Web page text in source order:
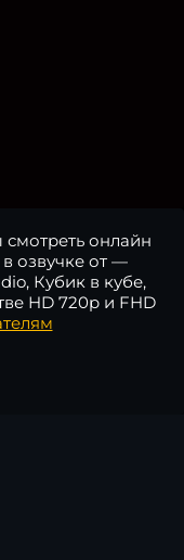
онлайн
озвучке от —
Кубик в кубе,
HD 720p и FHD